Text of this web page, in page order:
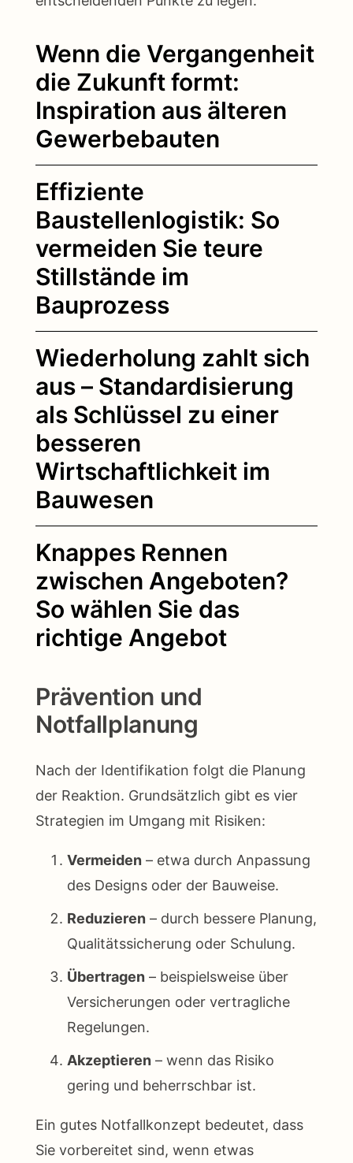
Wenn die Vergangenheit
die Zukunft formt:
Inspiration aus älteren
Gewerbebauten
Effiziente
Baustellenlogistik: So
vermeiden Sie teure
Stillstände im
Bauprozess
Wiederholung zahlt sich
aus – Standardisierung
als Schlüssel zu einer
besseren
Wirtschaftlichkeit im
Bauwesen
Knappes Rennen
zwischen Angeboten?
So wählen Sie das
richtige Angebot
Prävention und
Notfallplanung
Nach der Identifikation folgt die Planung
der Reaktion. Grundsätzlich gibt es vier
Strategien im Umgang mit Risiken:
Vermeiden – etwa durch Anpassung
des Designs oder der Bauweise.
Reduzieren – durch bessere Planung,
Qualitätssicherung oder Schulung.
Übertragen – beispielsweise über
Versicherungen oder vertragliche
Regelungen.
Akzeptieren – wenn das Risiko
gering und beherrschbar ist.
Ein gutes Notfallkonzept bedeutet, dass
Sie vorbereitet sind, wenn etwas